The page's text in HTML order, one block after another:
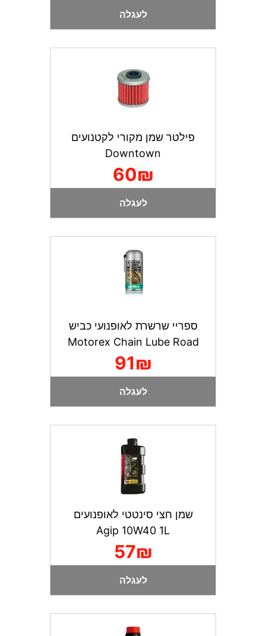
לעגלה
פילטר שמן מקורי לקטנועים
Downtown
60₪
לעגלה
ספריי שרשרת לאופנועי כביש
Motorex Chain Lube Road
91₪
לעגלה
שמן חצי סינטטי לאופנועים
Agip 10W40 1L
57₪
לעגלה